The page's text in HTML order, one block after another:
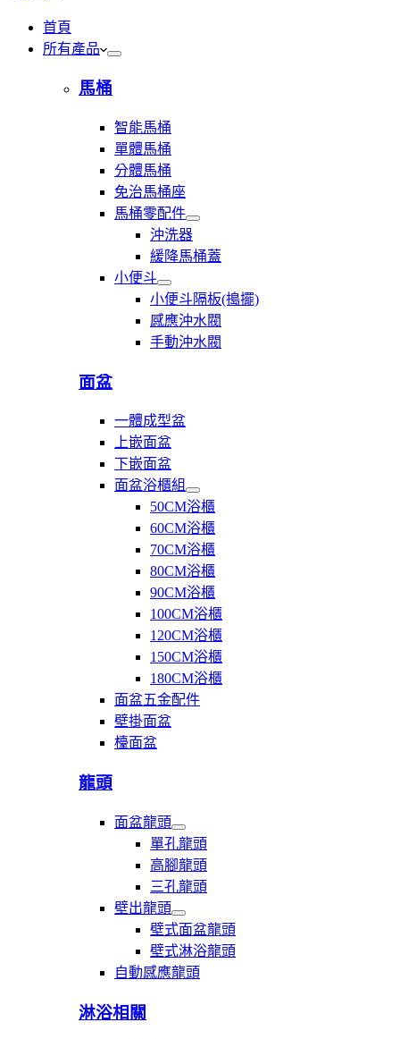
首頁
所有產品
馬桶
智能馬桶
單體馬桶
分體馬桶
免治馬桶座
馬桶零配件
開
馬
零
配
件
沖洗器
緩降馬桶蓋
小便斗
展
開
小
便
小便斗隔板(搗擺)
感應沖水閥
手動沖水閥
面盆
一體成型盆
上嵌面盆
下嵌面盆
面盆浴櫃組
展
開
面
盆
浴
櫃
組
50CM浴櫃
60CM浴櫃
70CM浴櫃
80CM浴櫃
90CM浴櫃
100CM浴櫃
120CM浴櫃
150CM浴櫃
180CM浴櫃
面盆五金配件
壁掛面盆
檯面盆
龍頭
面盆龍頭
展
開
面
盆
頭
單孔龍頭
高腳龍頭
三孔龍頭
壁出龍頭
展
開
壁
出
壁式面盆龍頭
壁式淋浴龍頭
自動感應龍頭
淋浴相關